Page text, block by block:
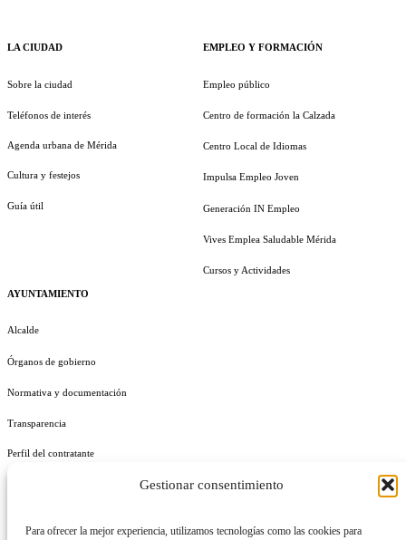
Gestionar consentimiento
Para ofrecer la mejor experiencia, utilizamos tecnologías como las cookies para
LA CIUDAD
Sobre la ciudad
Teléfonos de interés
Agenda urbana de Mérida
Cultura y festejos
Guía útil
AYUNTAMIENTO
Alcalde
Órganos de gobierno
Normativa y documentación
Transparencia
Perfil del contratante
EMPLEO Y FORMACIÓN
Empleo público
Centro de formación la Calzada
Centro Local de Idiomas
Impulsa Empleo Joven
Generación IN Empleo
Vives Emplea Saludable Mérida
Cursos y Actividades